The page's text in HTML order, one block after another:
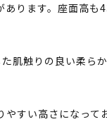
ります。座面高
肌触りの良い柔ら
すい高さになって